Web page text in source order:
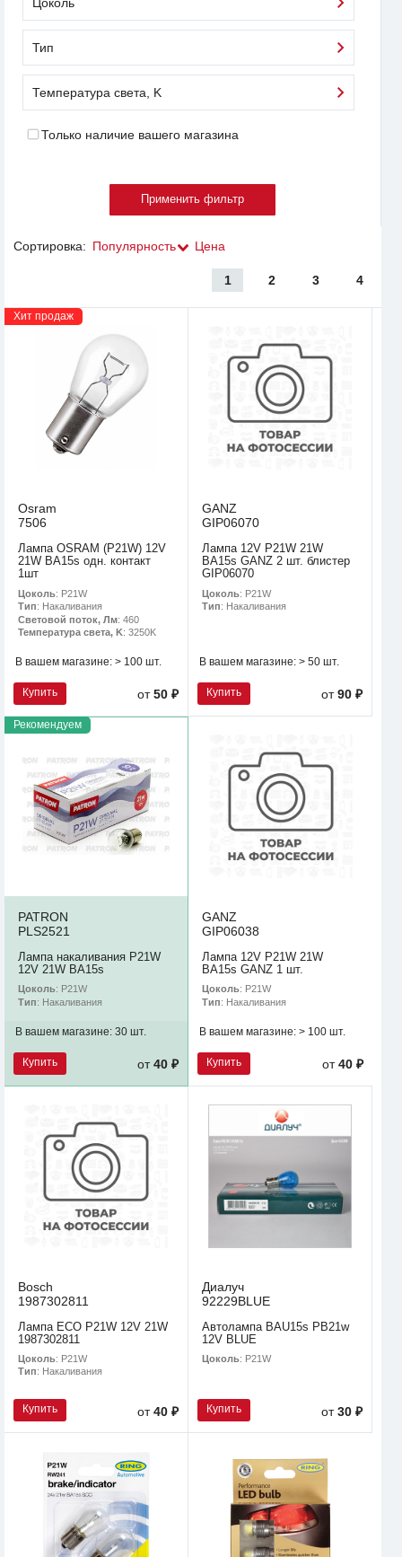
Тип
Температура света, K
Только наличие вашего магазина
Сортировка: Популярность Цена
1 2 3 4
Хит продаж
Osram
7506
Лампа OSRAM (P21W) 12V
21W BA15s одн. контакт
1шт
Цоколь: P21W
Тип: Накаливания
Световой поток, Лм: 460
Температура света, K: 3250K
В вашем магазине: > 100 шт.
Купить от50 ₽
GANZ
GIP06070
Лампа 12V P21W 21W
BA15s GANZ 2 шт. блистер
GIP06070
Цоколь: P21W
Тип: Накаливания
В вашем магазине: > 50 шт.
Купить от90 ₽
Рекомендуем
PATRON
PLS2521
Лампа накаливания P21W
12V 21W BA15s
Цоколь: P21W
Тип: Накаливания
В вашем магазине: 30 шт.
Купить от40 ₽
GANZ
GIP06038
Лампа 12V P21W 21W
BA15s GANZ 1 шт.
Цоколь: P21W
Тип: Накаливания
В вашем магазине: > 100 шт.
Купить от40 ₽
Bosch
1987302811
Лампа ECO P21W 12V 21W
1987302811
Цоколь: P21W
Тип: Накаливания
Купить от40 ₽
Диалуч
92229BLUE
Автолампа BAU15s PB21w
12V BLUE
Цоколь: P21W
Купить от30 ₽